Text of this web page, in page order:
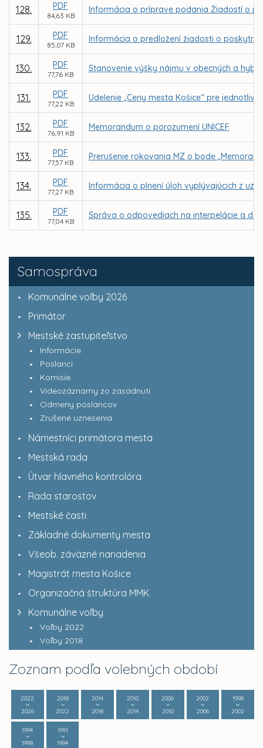
Samospráva
Komunálne voľby 2026
Primátor
Mestské zastupiteľstvo
Informácie
Poslanci
Komisie
Videozáznamy zo zasadnutí
Odmeny poslancov
Zrušené uznesenia
Námestníci primátora mesta
Mestská rada
Útvar hlavného kontrolóra
Rada starostov
Mestské časti
Základné dokumenty mesta
Všeob. záväzné nariadenia
Magistrát mesta Košice
Organizačná štruktúra MMK
Komunálne voľby
Voľby 2022
Voľby 2018
Zoznam podľa volebných období
2022
2026
2018
2022
2014
2018
2010
2014
2006
2010
2002
2006
1998
2002
1994
1998
1991
1994
128. PDF
84,63 KB
Informácia o príprave podania Žiadostí o
129. PDF
85,07 KB
Informácia o predložení žiadosti o
130. PDF
77,76 KB
Stanovenie výšky nájmu v obecných a
131. PDF
77,22 KB
Udelenie „Ceny mesta Košice“ pre
132. PDF
76,91 KB
Memorandum o porozumení UNICEF
133. PDF
77,57 KB
Prerušenie rokovania MZ o bode
134. PDF
77,27 KB
Informácia o plnení úloh vyplývajúcich z
135. PDF
77,04 KB
Správa o odpovediach na interpelácie a